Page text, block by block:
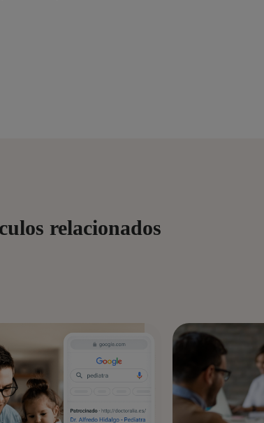
relacionados